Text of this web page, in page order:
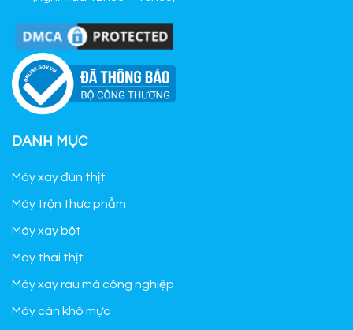
DANH MỤC
Máy xay đùn thịt
Máy trộn thực phẩm
Máy xay bột
Máy thái thịt
Máy xay rau má công nghiệp
Máy cán khô mực